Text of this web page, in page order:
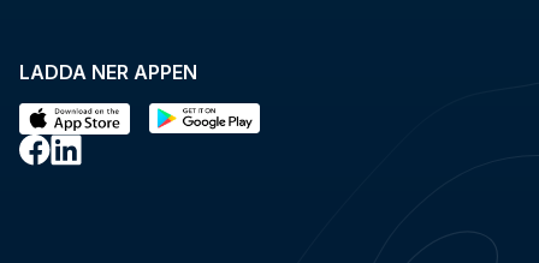
LADDA NER APPEN